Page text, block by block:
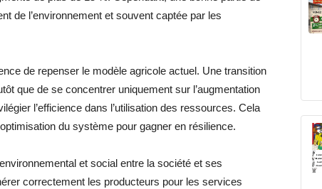
de l’environnement et souvent captée par les
de repenser le modèle agricole actuel. Une transition
que de se concentrer uniquement sur l’augmentation
l’efficience dans l’utilisation des ressources. Cela
du système pour gagner en résilience.
et social entre la société et ses
correctement les producteurs pour les services